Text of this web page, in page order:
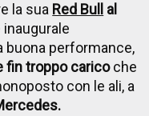
la sua Red Bull
al
buona performance,
fin troppo caricoche
con le ali, a